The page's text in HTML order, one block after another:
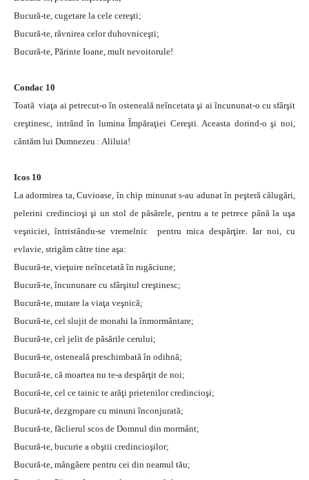
Bucură-te, cugetare la cele cereşti;
Bucură-te, râvnirea celor duhovniceşti;
Bucură-te, Părinte Ioane, mult nevoitorule!
Condac 10
Toată viaţa ai petrecut-o în osteneală neîncetata şi ai încununat-o cu sfârşit
creştinesc, intrând în lumina Împăraţiei Cereşti. Aceasta dorind-o şi noi,
cântăm lui Dumnezeu : Aliluia!
Icos 10
La adormirea ta, Cuvioase, în chip minunat s-au adunat în peşteră călugări,
pelerini credincioşi şi un stol de păsărele, pentru a te petrece până la uşa
veşniciei, întristându-se vremelnic pentru mica despărţire. Iar noi, cu
evlavie, strigăm către tine aşa:
Bucură-te, vieţuire neîncetată în rugăciune;
Bucură-te, încununare cu sfârşitul creştinesc;
Bucură-te, mutare la viaţa veşnică;
Bucură-te, cel slujit de monahi la înmormântare;
Bucură-te, cel jelit de păsările cerului;
Bucură-te, osteneală preschimbată în odihnă;
Bucură-te, că moartea nu te-a despărţit de noi;
Bucură-te, cel ce tainic te arăţi prietenilor credincioşi;
Bucură-te, dezgropare cu minuni înconjurată;
Bucură-te, făclierul scos de Domnul din mormânt;
Bucură-te, bucurie a obştii credincioşilor;
Bucură-te, mângâere pentru cei din neamul tău;